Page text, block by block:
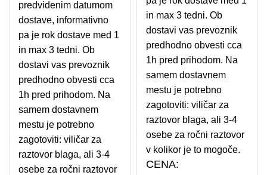
predvidenim datumom
dostave, informativno
pa je rok dostave med 1
in max 3 tedni. Ob
dostavi vas prevoznik
predhodno obvesti cca
1h pred prihodom. Na
samem dostavnem
mestu je potrebno
zagotoviti: viličar za
raztovor blaga, ali 3-4
osebe za ročni raztovor
in max 3 tedni. Ob
dostavi vas prevoznik
predhodno obvesti cca
1h pred prihodom. Na
samem dostavnem
mestu je potrebno
zagotoviti: viličar za
raztovor blaga, ali 3-4
osebe za ročni raztovor
v kolikor je to mogoče.
CENA: